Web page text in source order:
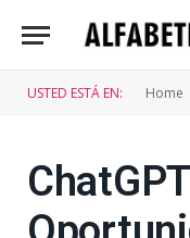
USTED ESTÁ EN: Home